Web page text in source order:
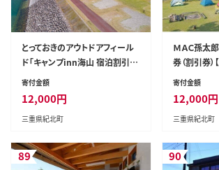
とっておきのアウトドアフィール
ド「キャンプinn海山 宿泊割引
券」【AA29】
寄付金額
12,000円
三重県紀北町
ＭＡＣ孫太
券（割引券）
寄付金額
12,000円
三重県紀北町
89 90